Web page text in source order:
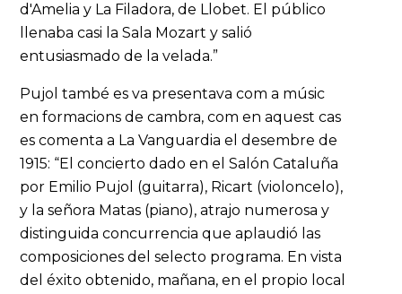
d'Amelia y La Filadora, de Llobet. El público
llenaba casi la Sala Mozart y salió
entusiasmado de la velada.”
Pujol també es va presentava com a músic
en formacions de cambra, com en aquest cas
es comenta a La Vanguardia el desembre de
1915: “El concierto dado en el Salón Cataluña
por Emilio Pujol (guitarra), Ricart (violoncelo),
y la señora Matas (piano), atrajo numerosa y
distinguida concurrencia que aplaudió las
composiciones del selecto programa. En vista
del éxito obtenido, mañana, en el propio local